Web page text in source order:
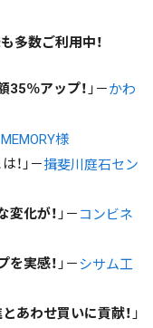
多数ご利用中！
35％アップ！ 」－かわ
様
！」－揖斐川庭石セン
変化が！ 」－ コンビネ
を実感！ 」－シサム工
あわせ買いに貢献！ 」